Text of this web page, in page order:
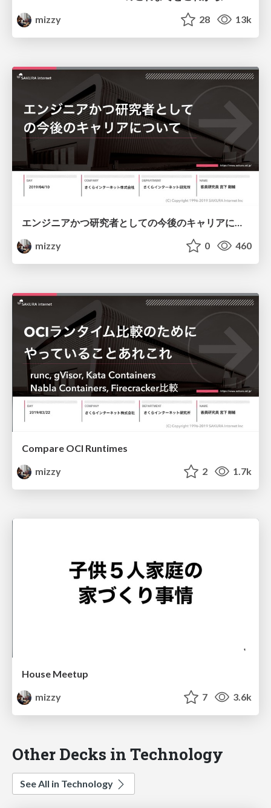
mizzy
28 13k
mizzy
0 460
Compare OCI Runtimes
mizzy
2 1.7k
House Meetup
mizzy
7 3.6k
Other Decks in Technology
See All in Technology